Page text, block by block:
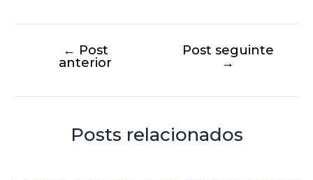
← Post
anterior
Post seguinte
→
Posts relacionados